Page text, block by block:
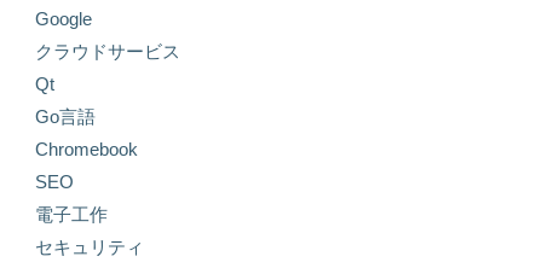
Google
クラウドサービス
Qt
Go言語
Chromebook
SEO
電子工作
セキュリティ